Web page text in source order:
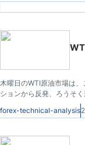
木曜日のWTI原油市場は
ションから反発、ろうそ
ションは引けた。このろ
線と分かる。それは厚い
forex-technical-analysis